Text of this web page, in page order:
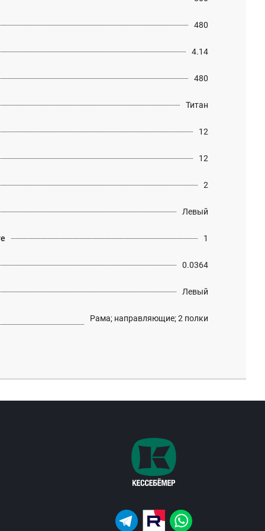
480
4.14
480
Титан
12
12
2
Левый
1
0.0364
Левый
Рама; направляющие; 2 полки